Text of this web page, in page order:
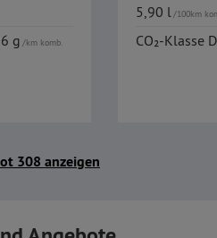
g/km komb.
5,90 l/100km
CO₂-Klasse D
308 anzeigen